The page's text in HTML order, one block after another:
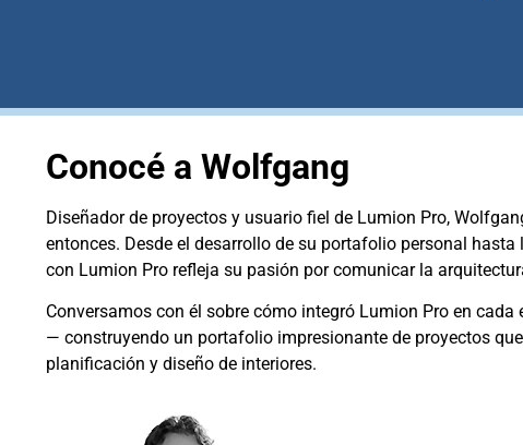
Conocé a Wolfgang
Diseñador de proyectos y usuario fiel de Lumion Pro,
entonces. Desde el desarrollo de su portafolio personal
con Lumion Pro refleja su pasión por comunicar la
Conversamos con él sobre cómo integró Lumion Pro en
— construyendo un portafolio impresionante de proyectos
planificación y diseño de interiores.